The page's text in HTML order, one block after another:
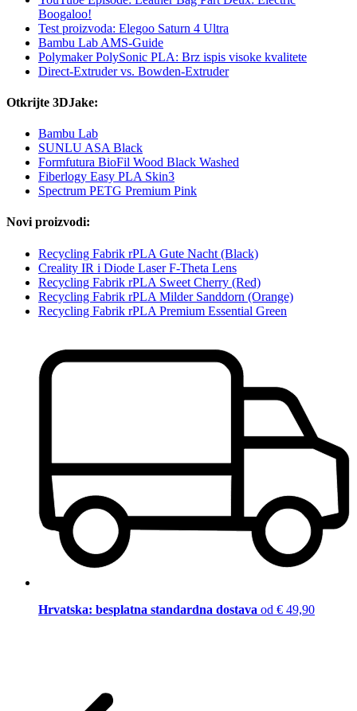
Boogaloo!
Test proizvoda: Elegoo Saturn 4 Ultra
Bambu Lab AMS-Guide
Polymaker PolySonic PLA: Brz ispis visoke kvalitete
Direct-Extruder vs. Bowden-Extruder
Otkrijte 3DJake:
Bambu Lab
SUNLU ASA Black
Formfutura BioFil Wood Black Washed
Fiberlogy Easy PLA Skin3
Spectrum PETG Premium Pink
Novi proizvodi:
Recycling Fabrik rPLA Gute Nacht (Black)
Creality IR i Diode Laser F-Theta Lens
Recycling Fabrik rPLA Sweet Cherry (Red)
Recycling Fabrik rPLA Milder Sanddorn (Orange)
Recycling Fabrik rPLA Premium Essential Green
Hrvatska: besplatna standardna dostava od € 49,90